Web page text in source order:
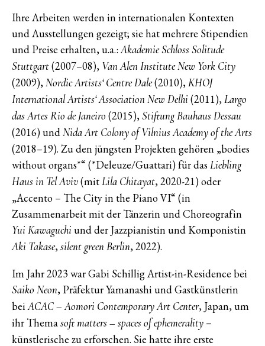
Ihre Arbeiten werden in internationalen Kontexten
und Ausstellungen gezeigt; sie hat mehrere Stipendien
und Preise erhalten, u.a.:Akademie Schloss Solitude
Stuttgart(2007–08), Van Alen Institute New York City
(2009),Nordic Artists‘ Centre Dale(2010),KHOJ
International Artists‘ Association New Delhi (2011),Largo
das Artes Rio de Janeiro (2015),Stiftung Bauhaus Dessau
(2016) undNida Art Colony of Vilnius Academy of the Arts
(2018–19). Zu den jüngsten Projekten gehören „bodies
without organs*“ (*Deleuze/Guattari) für das Liebling
Haus in Tel Aviv(mitLila Chitayat, 2020-21) oder
„Accento – The City in the Piano VI“ (in
Zusammenarbeit mit der Tänzerin und Choreografin
Yui Kawaguchi und der Jazzpianistin und Komponistin
Aki Takase,silent green Berlin, 2022).
Im Jahr 2023 war Gabi Schillig Artist-in-Residence bei
Saiko Neon, Präfektur Yamanashi und Gastkünstlerin
beiACAC – Aomori Contemporary Art Center, Japan, um
ihr Themasoft matters – spaces of ephemerality –
künstlerische zu erforschen. Sie hatte ihre erste